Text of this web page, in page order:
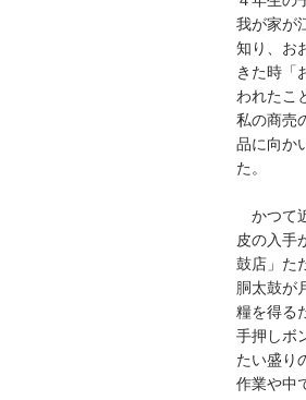
我が家が
知り、お
きた時「
われたこ
私の商売
品に向か
た。
かつて
皮の入手
鼓店」た
胴太鼓が
糧を得る
手押しボ
たい盛り
作業や中